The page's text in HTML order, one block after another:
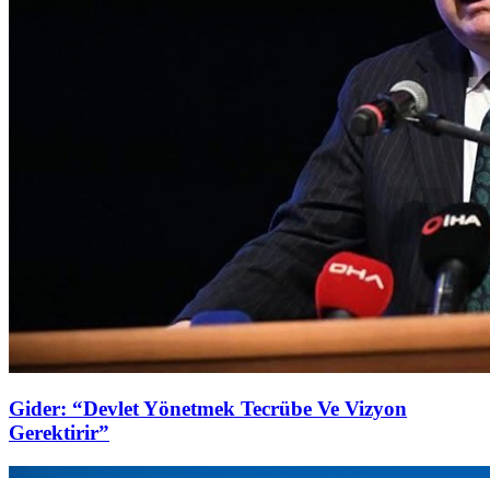
Gider: “Devlet Yönetmek Tecrübe Ve Vizyon
Gerektirir”